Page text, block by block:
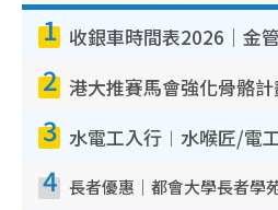
1
2
3
4